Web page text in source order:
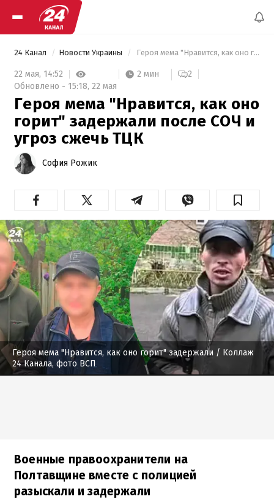
24 Канал Новости Украины Героя мема "Нравится, как оно горит" задержали после СОЧ и угроз сжечь ТЦК
22 мая, 14:52 2 мин
2
Обновлено - 15:18, 22 мая
Героя мема "Нравится, как оно
горит" задержали после СОЧ и
угроз сжечь ТЦК
София Рожик
Героя мема "Нравится, как оно горит" задержали / Коллаж
24 Канала, фото ВСП
Военные правоохранители на
Полтавщине вместе с полицией
разыскали и задержали